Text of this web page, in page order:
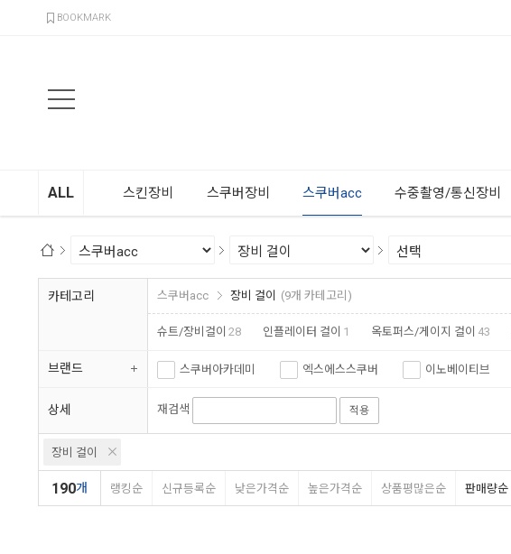
BOOKMARK
ALL 스킨장비 스쿠버장비 스쿠버acc 수중촬영/통신장비
카테고리 스쿠버acc 장비 걸이 (9개 카테고리)
슈트/장비걸이 28 인플레이터 걸이 1 옥토퍼스/게이지 걸이 43
브랜드 스쿠버아카데미 엑스에스스쿠버 이노베이티브
캠와이즈 세코다이브 아르곤
워터프루프 홀리스 아펙스
상세 재검색 적용
장비 걸이
190개 랭킹순 신규등록순 낮은가격순 높은가격순 상품평많은순 판매량순